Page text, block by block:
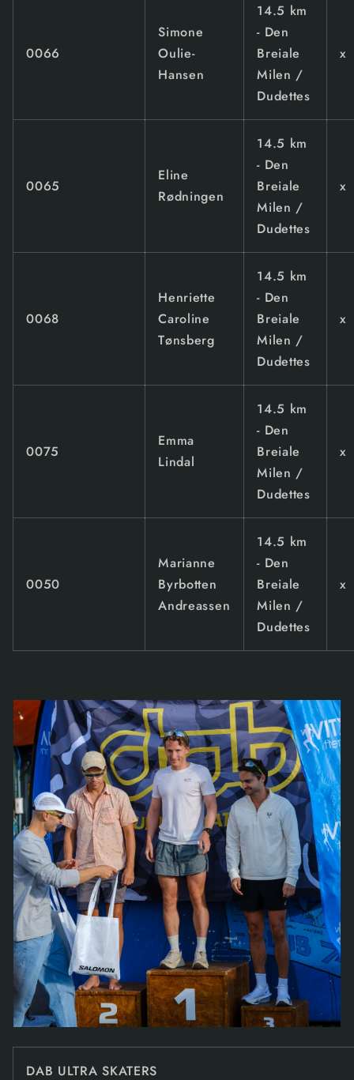
0066
Simone
Oulie-
Hansen
14.5 km
- Den
Breiale
Milen /
Dudettes
x
0065
Eline
Rødningen
14.5 km
- Den
Breiale
Milen /
Dudettes
x
0068
Henriette
Caroline
Tønsberg
14.5 km
- Den
Breiale
Milen /
Dudettes
x
0075
Emma
Lindal
14.5 km
- Den
Breiale
Milen /
Dudettes
x
0050
Marianne
Byrbotten
Andreassen
14.5 km
- Den
Breiale
Milen /
Dudettes
x
DAB ULTRA SKATERS